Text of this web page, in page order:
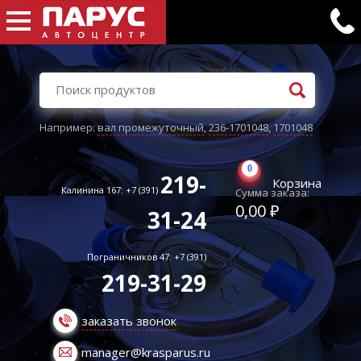
Например:вал промежуточный,236-1701048,1701048
Калинина 167: +7 (391) 219-
31-24
Пограничников 47: +7 (391)
219-31-29
заказать звонок
manager@krasparus.ru
0
Корзина
Сумма заказа:
0,00 ₽